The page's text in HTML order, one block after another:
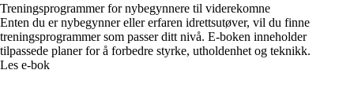
Treningsprogrammer for nybegynnere til viderekomne
Enten du er nybegynner eller erfaren idrettsutøver, vil du finne
treningsprogrammer som passer ditt nivå. E-boken inneholder
tilpassede planer for å forbedre styrke, utholdenhet og teknikk.
Les e-bok